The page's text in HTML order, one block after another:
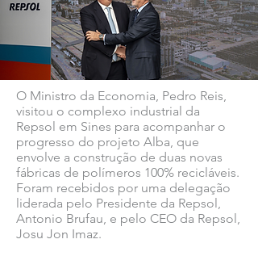
O Ministro da Economia, Pedro Reis,
visitou o complexo industrial da
Repsol em Sines para acompanhar o
progresso do projeto Alba, que
envolve a construção de duas novas
fábricas de polímeros 100% recicláveis.
Foram recebidos por uma delegação
liderada pelo Presidente da Repsol,
Antonio Brufau, e pelo CEO da Repsol,
Josu Jon Imaz.